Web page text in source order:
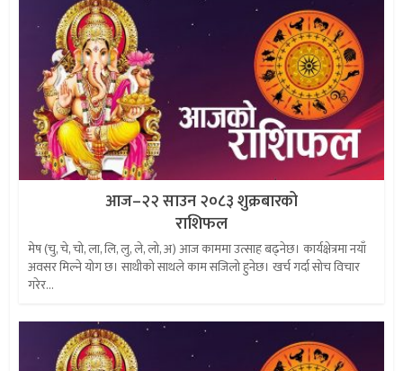
आज–२२ साउन २०८३ शुक्रबारको
राशिफल
मेष (चु, चे, चो, ला, लि, लु, ले, लो, अ) आज काममा उत्साह बढ्नेछ। कार्यक्षेत्रमा नयाँ
अवसर मिल्ने योग छ। साथीको साथले काम सजिलो हुनेछ। खर्च गर्दा सोच विचार
गरेर...